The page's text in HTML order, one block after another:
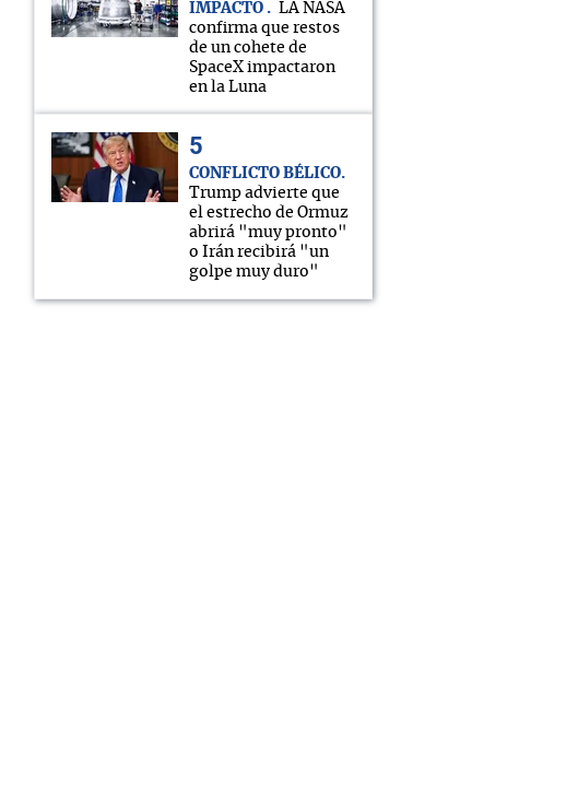
IMPACTO
LA NASA
confirma que restos
de un cohete de
SpaceX impactaron
en la Luna
CONFLICTO BÉLICO
Trump advierte que
el estrecho de Ormuz
abrirá "muy pronto"
o Irán recibirá "un
golpe muy duro"